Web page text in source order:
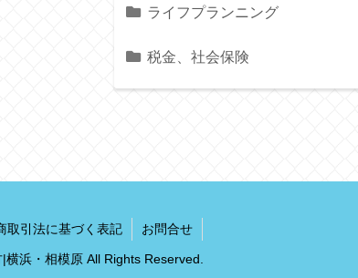
ライフプランニング
税金、社会保険
取引法に基づく表記 お問合せ
浜・相模原 All Rights Reserved.